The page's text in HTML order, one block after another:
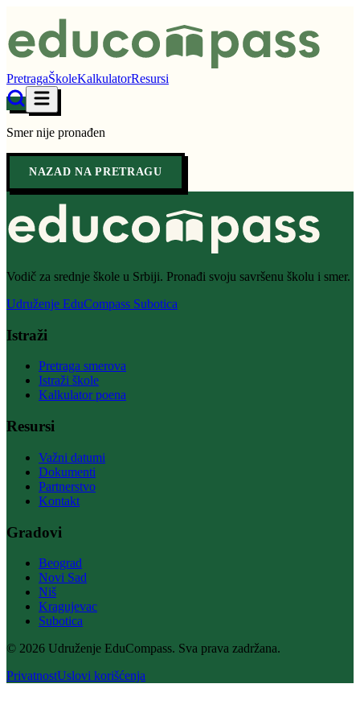
PretragaŠkoleKalkulatorResursi
Smer nije pronađen
NAZAD NA PRETRAGU
Vodič za srednje škole u Srbiji. Pronađi svoju savršenu školu i smer.
Udruženje EduCompass Subotica
Istraži
Pretraga smerova
Istraži škole
Kalkulator poena
Resursi
Važni datumi
Dokumenti
Partnerstvo
Kontakt
Gradovi
Beograd
Novi Sad
Niš
Kragujevac
Subotica
© 2026 Udruženje EduCompass. Sva prava zadržana.
PrivatnostUslovi korišćenja